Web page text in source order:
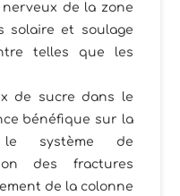
de la zone
solaire et soulage
telles que les
de sucre dans le
bénéfique sur la
le système de
des fractures
de la colonne